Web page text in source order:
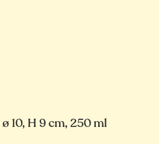
10, H 9 cm, 250 ml